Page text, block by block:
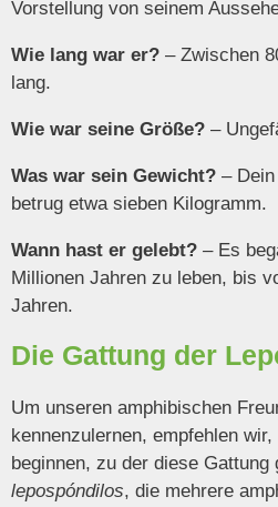
Vorstellung von seinem
Wie lang war er? – Zwischen
lang.
Wie war seine Größe? –
Was war sein Gewicht? –
betrug etwa sieben Kilogramm.
Wann hast er gelebt? –Es
Millionen Jahren zu leben, bis
Jahren.
Die Gattung der
Um unseren amphibischen
kennenzulernen, empfehlen
beginnen, zu der diese Gattung
lepospóndilos, die mehrere